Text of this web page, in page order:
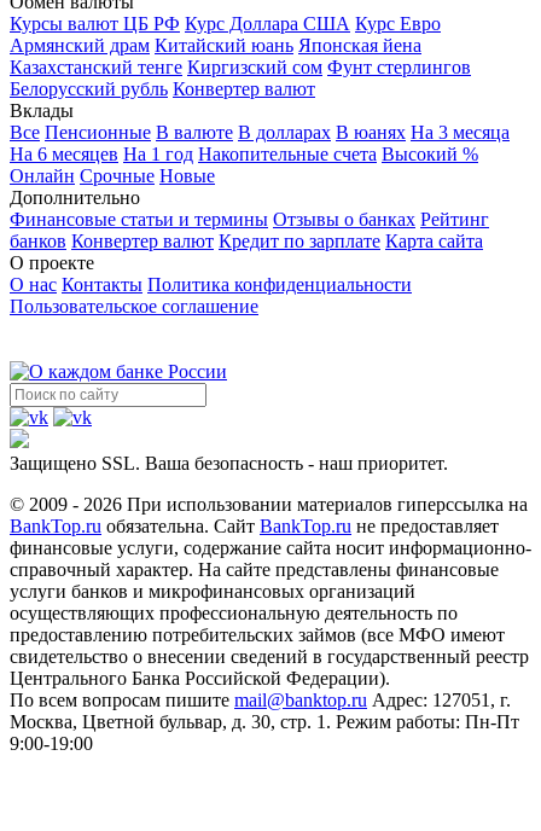
Курсы валют ЦБ РФ Курс Доллара США Курс Евро
Армянский драм Китайский юань Японская йена
Казахстанский тенге Киргизский сом Фунт стерлингов
Белорусский рубль Конвертер валют
Вклады
Все Пенсионные В валюте В долларах В юанях На 3 месяца
На 6 месяцев На 1 год Накопительные счета Высокий %
Онлайн Срочные Новые
Дополнительно
Финансовые статьи и термины Отзывы о банках Рейтинг
банков Конвертер валют Кредит по зарплате Карта сайта
О проекте
О нас Контакты Политика конфиденциальности
Пользовательское соглашение
Защищено SSL. Ваша безопасность - наш приоритет.
© 2009 - 2026 При использовании материалов гиперссылка на
BankTop.ru обязательна. Сайт BankTop.ru не предоставляет
финансовые услуги, содержание сайта носит информационно-
справочный характер. На сайте представлены финансовые
услуги банков и микрофинансовых организаций
осуществляющих профессиональную деятельность по
предоставлению потребительских займов (все МФО имеют
свидетельство о внесении сведений в государственный реестр
Центрального Банка Российской Федерации).
По всем вопросам пишите mail@banktop.ru Адрес: 127051, г.
Москва, Цветной бульвар, д. 30, стр. 1. Режим работы: Пн-Пт
9:00-19:00